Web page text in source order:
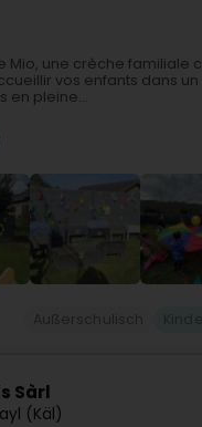
Mio, une crèche
vos enfants dans
en pleine...
Sàrl
(Käl)